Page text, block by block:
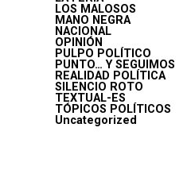
LOS MALOSOS
MANO NEGRA
NACIONAL
OPINIÓN
PULPO POLÍTICO
PUNTO… Y SEGUIMOS
REALIDAD POLÍTICA
SILENCIO ROTO
TEXTUAL-ES
TÓPICOS POLÍTICOS
Uncategorized